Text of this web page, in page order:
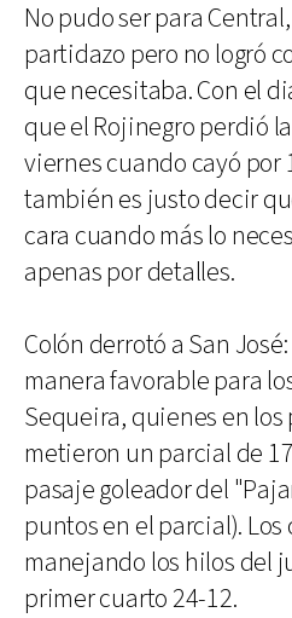
No pudo ser para
partidazo pero no logró
que necesitaba. Con el
que el Rojinegro perdió
viernes cuando cayó por
también es justo decir
cara cuando más lo
apenas por detalles.
Colón derrotó a San
manera favorable para
Sequeira, quienes en
metieron un parcial de
pasaje goleador del
puntos en el parcial).
manejando los hilos del
primer cuarto 24-12.